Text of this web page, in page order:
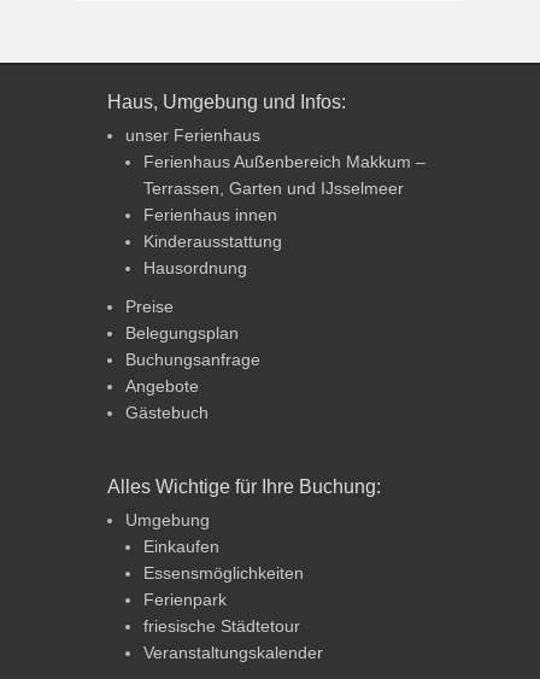
Haus, Umgebung und Infos:
unser Ferienhaus
Ferienhaus Außenbereich Makkum –
Terrassen, Garten und IJsselmeer
Ferienhaus innen
Kinderausstattung
Hausordnung
Preise
Belegungsplan
Buchungsanfrage
Angebote
Gästebuch
Alles Wichtige für Ihre Buchung:
Umgebung
Einkaufen
Essensmöglichkeiten
Ferienpark
friesische Städtetour
Veranstaltungskalender